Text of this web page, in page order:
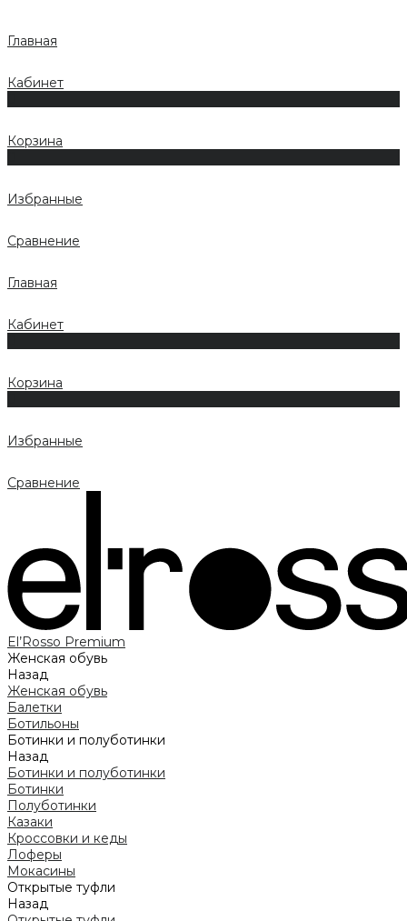
Главная
Кабинет
Корзина
Избранные
Сравнение
Главная
Кабинет
Корзина
Избранные
Сравнение
El’Rosso Premium
Женская обувь
Назад
Женская обувь
Балетки
Ботильоны
Ботинки и полуботинки
Назад
Ботинки и полуботинки
Ботинки
Полуботинки
Казаки
Кроссовки и кеды
Лоферы
Мокасины
Открытые туфли
Назад